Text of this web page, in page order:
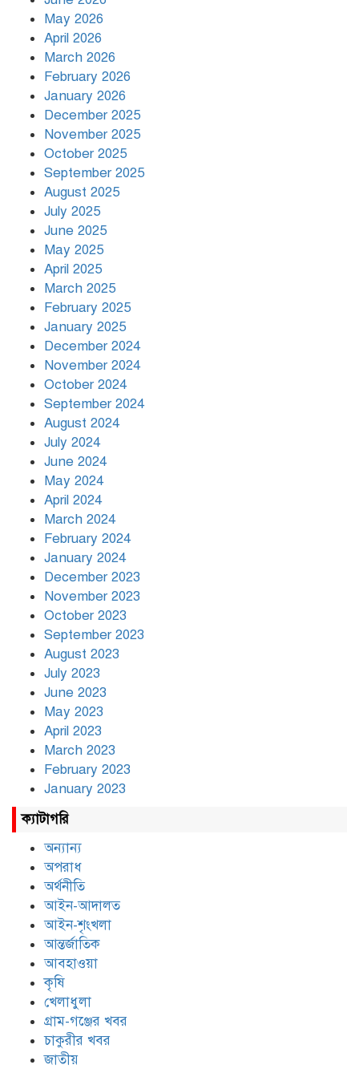
দিনভর পানির নিচে ঢাকা
May 2026
April 2026
March 2026
February 2026
January 2026
December 2025
November 2025
October 2025
September 2025
August 2025
July 2025
June 2025
May 2025
April 2025
March 2025
February 2025
January 2025
December 2024
November 2024
October 2024
September 2024
August 2024
July 2024
June 2024
May 2024
April 2024
March 2024
February 2024
January 2024
December 2023
November 2023
October 2023
September 2023
August 2023
July 2023
June 2023
May 2023
April 2023
March 2023
February 2023
January 2023
ক্যাটাগরি
অন্যান্য
অপরাধ
অর্থনীতি
আইন-আদালত
আইন-শৃংখলা
আন্তর্জাতিক
আবহাওয়া
কৃষি
খেলাধুলা
গ্রাম-গঞ্জের খবর
চাকুরীর খবর
জাতীয়